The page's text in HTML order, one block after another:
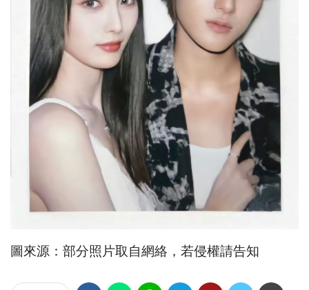
圖來源：部分照片取自網絡，若侵權請告知